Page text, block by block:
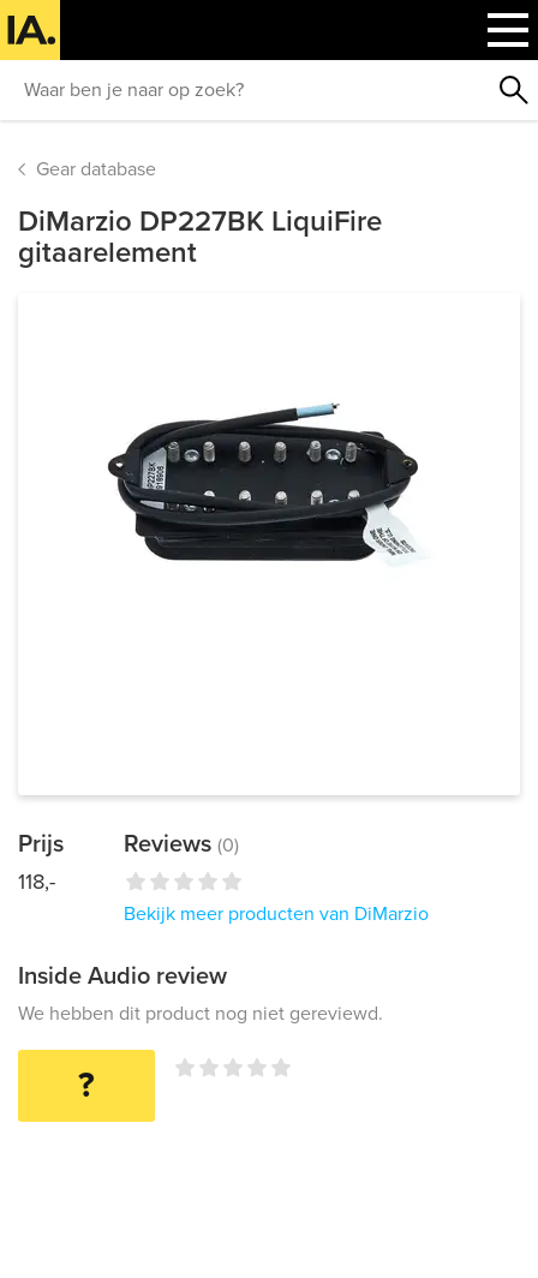
Gear database
DiMarzio DP227BK LiquiFire
gitaarelement
Prijs
118,-
Reviews (0)
Bekijk meer producten van DiMarzio
Inside Audio review
We hebben dit product nog niet gereviewd.
?